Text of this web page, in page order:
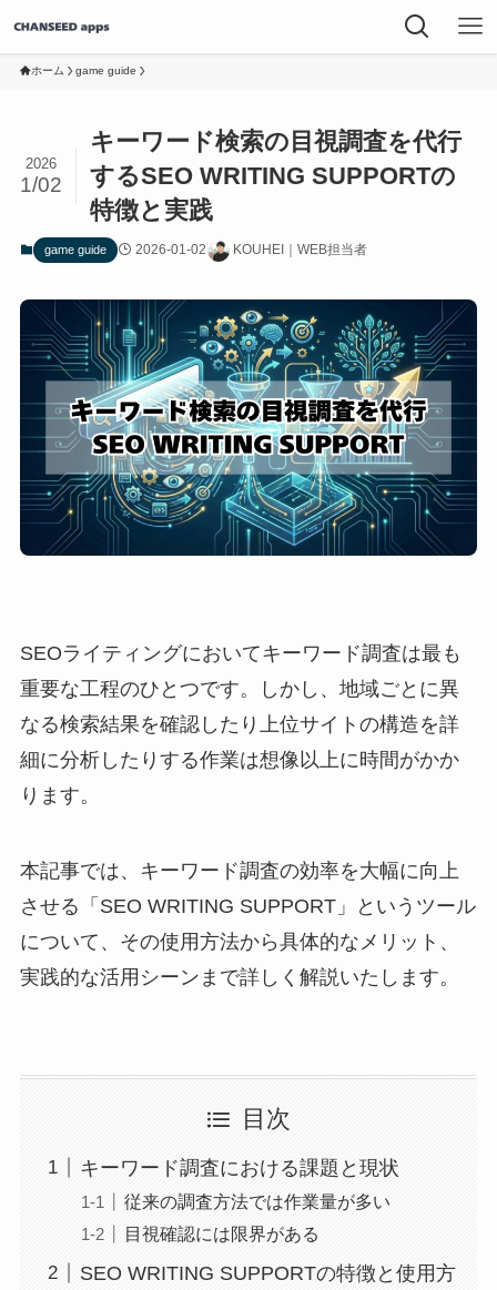
ホーム game guide
キーワード検索の目視調査を代行
するSEO WRITING SUPPORTの
特徴と実践
2026
1/02
game guide 2026-01-02 KOUHEI｜WEB担当者
SEOライティングにおいてキーワード調査は最も
重要な工程のひとつです。しかし、地域ごとに異
なる検索結果を確認したり上位サイトの構造を詳
細に分析したりする作業は想像以上に時間がかか
ります。
本記事では、キーワード調査の効率を大幅に向上
させる「SEO WRITING SUPPORT」というツール
について、その使用方法から具体的なメリット、
実践的な活用シーンまで詳しく解説いたします。
目次
キーワード調査における課題と現状
従来の調査方法では作業量が多い
目視確認には限界がある
SEO WRITING SUPPORTの特徴と使用方